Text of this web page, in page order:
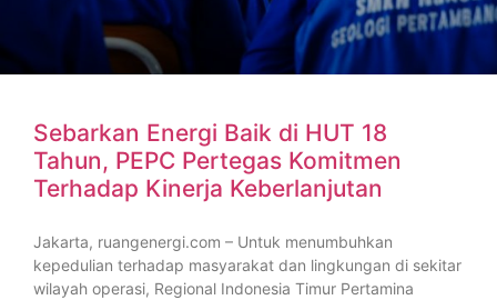
Sebarkan Energi Baik di HUT 18
Tahun, PEPC Pertegas Komitmen
Terhadap Kinerja Keberlanjutan
Jakarta, ruangenergi.com – Untuk menumbuhkan
kepedulian terhadap masyarakat dan lingkungan di sekitar
wilayah operasi, Regional Indonesia Timur Pertamina